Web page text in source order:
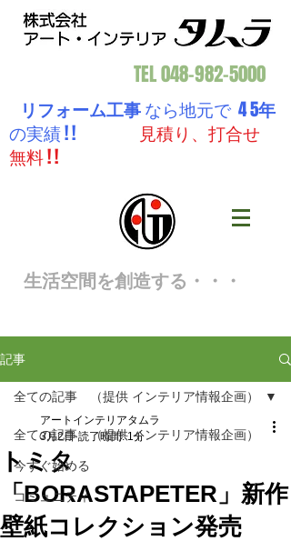
TEL048-982-5000
リフォーム工事なら地元で 4 5年
の実績 ! !
見積り、打合せ
無料 ! !
生活空間を創造する・・・
記事
全ての記事 （提供 インテリア情報企画）
今すぐ始める
コミュニティ
全ての記事 （提供 インテリア情報企画）
トミタ
「BORASTAPETER」新作
壁紙コレクション発売
アートインテリアタムラ
3月2日 読了時間: 1分